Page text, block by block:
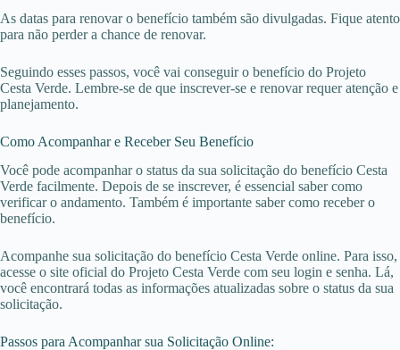
As datas para renovar o benefício também são divulgadas. Fique atento
para não perder a chance de renovar.
Seguindo esses passos, você vai conseguir o benefício do Projeto
Cesta Verde. Lembre-se de que inscrever-se e renovar requer atenção e
planejamento.
Como Acompanhar e Receber Seu Benefício
Você pode acompanhar o status da sua solicitação do benefício Cesta
Verde facilmente. Depois de se inscrever, é essencial saber como
verificar o andamento. Também é importante saber como receber o
benefício.
Acompanhe sua solicitação do benefício Cesta Verde online. Para isso,
acesse o site oficial do Projeto Cesta Verde com seu login e senha. Lá,
você encontrará todas as informações atualizadas sobre o status da sua
solicitação.
Passos para Acompanhar sua Solicitação Online: